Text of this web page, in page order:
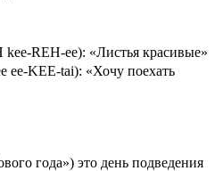
REH-ee): «Листья красивые»
ee-KEE-tai): «Хочу поехать
года») это день подведения